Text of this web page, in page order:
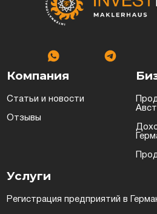
Компания
Статьи и новости
Отзывы
Услуги
Регистрация предприятий в